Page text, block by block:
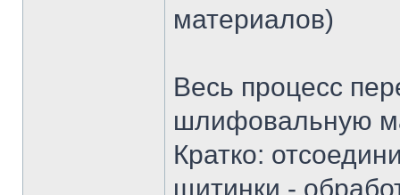
материалов)
Весь процесс
шлифовальную
Кратко:
щитинки -